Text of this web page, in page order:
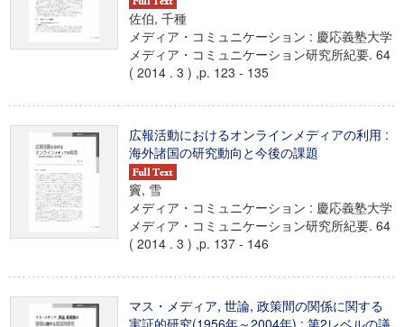
佐伯, 千種
メディア・コミュニケーション : 慶応義塾大学
メディア・コミュニケーション研究所紀要. 64
( 2014 . 3 ) ,p. 123 - 135
広報活動におけるオンラインメディアの利用 :
海外諸国の研究動向と今後の課題
竇, 雪
メディア・コミュニケーション : 慶応義塾大学
メディア・コミュニケーション研究所紀要. 64
( 2014 . 3 ) ,p. 137 - 146
マス・メディア, 世論, 政策間の関係に関する
実証的研究(1956年～2004年) : 第2レベルの議